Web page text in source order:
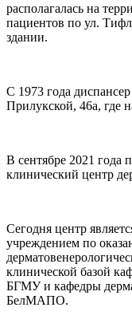
располагалась на
пациентов по ул.
здании.
С 1973 года
Прилукской, 46а, где
В сентябре 2021 года
клинический центр
Сегодня центр
учреждением по
клинической базой
БГМУ и кафедры
БелМАПО.